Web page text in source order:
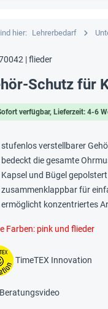
hier: Lehrerbedarf
| flieder
Schutz für
verfügbar, Lieferzeit: 4-6
stufenlos verstellbarer
bedeckt die gesamte
Kapsel und Bügel gepolstert
zusammenklappbar für
ermöglicht konzentriertes
Farben: pink und flieder
TimeTEX Innovation
Beratungsvideo